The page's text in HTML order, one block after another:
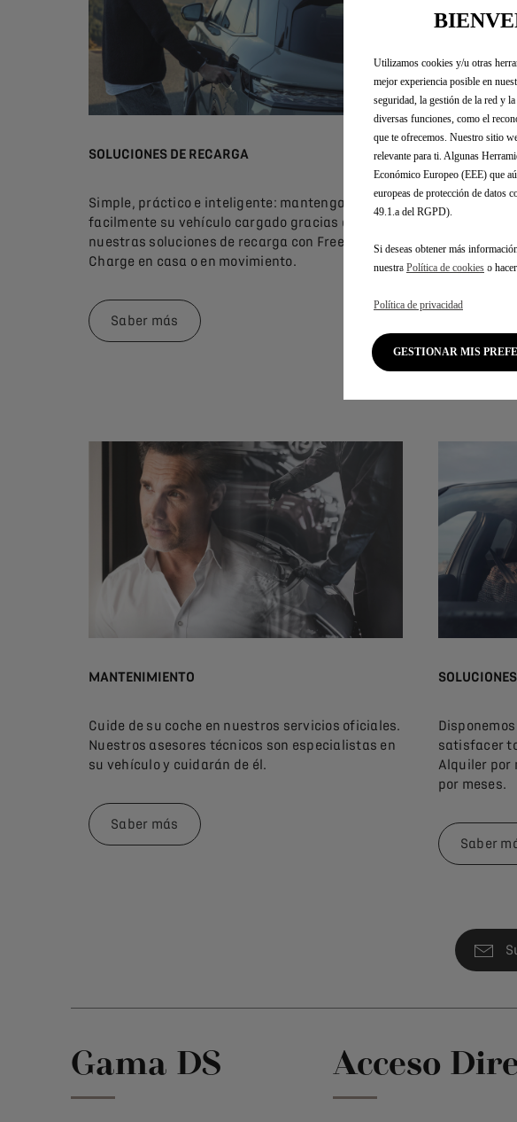
SOLUCIONES DE RECARGA
Simple, práctico e inteligente: mantenga
facilmente su vehículo cargado gracias a
nuestras soluciones de recarga con Free2move
Charge en casa o en movimiento.
Saber más
SERVICIOS
Viaje por
selección
el placer
MANTENIMIENTO
Cuide de su coche en nuestros servicios oficiales.
Nuestros asesores técnicos son especialistas en
su vehículo y cuidarán de él.
Saber más
satisfacer
Alquiler por
por meses.
Saber
Gama DS Acceso
Utilizamos cookies y/u otras
mejor experiencia posible en
seguridad, la gestión de la red y
diversas funciones, como el
que te ofrecemos. Nuestro sitio
relevante para ti. Algunas
Económico Europeo (EEE) que
europeas de protección de datos
49.1.a del RGPD).
Si deseas obtener más
nuestra Política de cookies o
Política de privacidad
GESTIONAR MIS